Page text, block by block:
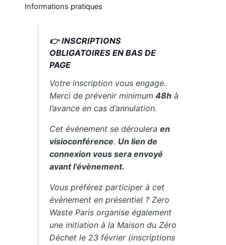
Informations pratiques
👉 INSCRIPTIONS
OBLIGATOIRES EN BAS DE
PAGE
Votre inscription vous engage.
Merci de prévenir minimum 48h à
l’avance en cas d’annulation.
Cet événement se dérouleraen
visioconférence. Un lien de
connexion vous sera envoyé
avant l’évènement.
Vous préférez participer à cet
évènement en présentiel ? Zero
Waste Paris organise également
une initiation à la Maison du Zéro
Déchet le 23 février (inscriptions